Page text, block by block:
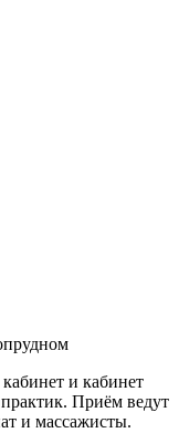
и кабинет
Приём ведут
и массажисты.